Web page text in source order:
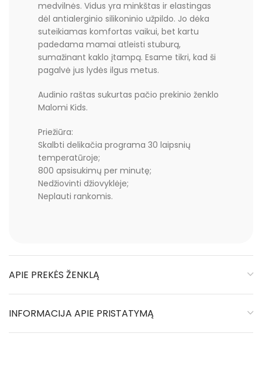
medvilnės. Vidus yra minkštas ir elastingas
dėl antialerginio silikoninio užpildo. Jo dėka
suteikiamas komfortas vaikui, bet kartu
padedama mamai atleisti stuburą,
sumažinant kaklo įtampą. Esame tikri, kad ši
pagalvė jus lydės ilgus metus.
Audinio raštas sukurtas pačio prekinio ženklo
Malomi Kids.
Priežiūra:
Skalbti delikačia programa 30 laipsnių
temperatūroje;
800 apsisukimų per minutę;
Nedžiovinti džiovyklėje;
Neplauti rankomis.
APIE PREKĖS ŽENKLĄ
INFORMACIJA APIE PRISTATYMĄ